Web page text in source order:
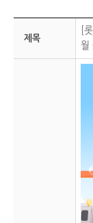
제목
[
월